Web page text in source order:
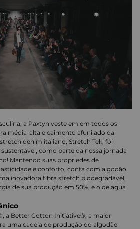
a Paxtyn veste em em todos os
média-alta e caimento afunilado da
denim italiano, Stretch Tek, foi
como parte da nossa jornada
Mantendo suas propriedes de
e conforto, conta com algodão
inovadora fibra stretch biodegradável,
de sua produção em 50%, e o de agua
a Better Cotton Initiative®, a maior
uma cadeia de produção do algodão